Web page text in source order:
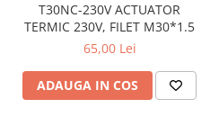
T30NC-230V ACTUATOR
TERMIC 230V, FILET M30*1.5
65,00 Lei
ADAUGA IN COS